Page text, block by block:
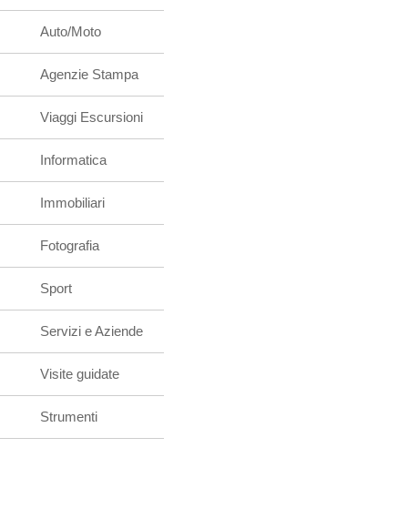
Auto/Moto
Agenzie Stampa
Viaggi Escursioni
Informatica
Immobiliari
Fotografia
Sport
Servizi e Aziende
Visite guidate
Strumenti